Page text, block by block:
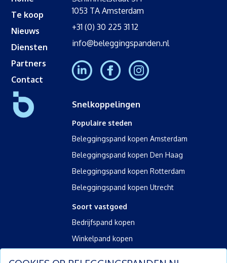
Te koop
Nieuws
Diensten
Partners
Contact
1053 TA Amsterdam
+31 (0) 30 225 31 12
info@beleggingspanden.nl
Snelkoppelingen
Populaire steden
Beleggingspand kopen Amsterdam
Beleggingspand kopen Den Haag
Beleggingspand kopen Rotterdam
Beleggingspand kopen Utrecht
Soort vastgoed
Bedrijfspand kopen
Winkelpand kopen